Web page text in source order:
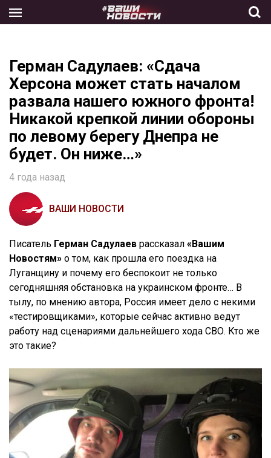
the
Герман Садулаев: «Сдача
Херсона может стать началом
развала нашего южного фронта!
Никакой крепкой линии обороны
по левому берегу Днепра не
будет. Он ниже…»
4 года назад
ВАШИ НОВОСТИ
Писатель Герман Садулаев рассказал «Вашим
Новостям» о том, как прошла его поездка на
Луганщину и почему его беспокоит не только
сегодняшняя обстановка на украинском фронте… В
тылу, по мнению автора, Россия имеет дело с некими
«тестировщиками», которые сейчас активно ведут
работу над сценариями дальнейшего хода СВО. Кто же
это такие?